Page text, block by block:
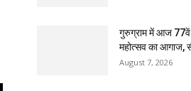
गुरुग्राम में आज 77वें
महोत्सव का आगाज,
August 7, 2026